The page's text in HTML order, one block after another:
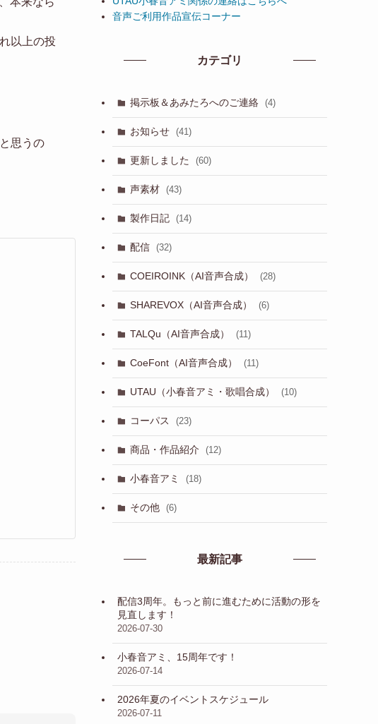
以上の投
思うの
音声ご利用作品宣伝コーナー
カテゴリ
掲示板＆あみたろへのご連絡 (4)
お知らせ (41)
更新しました (60)
声素材 (43)
製作日記 (14)
配信 (32)
COEIROINK（AI音声合成） (28)
SHAREVOX（AI音声合成） (6)
TALQu（AI音声合成） (11)
CoeFont（AI音声合成） (11)
UTAU（小春音アミ・歌唱合成） (10)
コーパス (23)
商品・作品紹介 (12)
小春音アミ (18)
その他 (6)
最新記事
配信3周年。もっと前に進むために活動の形を
見直します！
2026-07-30
小春音アミ、15周年です！
2026-07-14
2026年夏のイベントスケジュール
2026-07-11